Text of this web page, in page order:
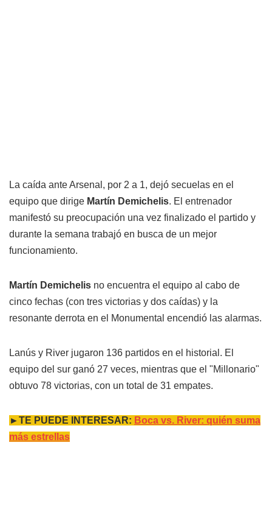
La caída ante Arsenal, por 2 a 1, dejó secuelas en el
equipo que dirige Martín Demichelis. El entrenador
manifestó su preocupación una vez finalizado el partido y
durante la semana trabajó en busca de un mejor
funcionamiento.
Martín Demichelis no encuentra el equipo al cabo de
cinco fechas (con tres victorias y dos caídas) y la
resonante derrota en el Monumental encendió las alarmas.
Lanús y River jugaron 136 partidos en el historial. El
equipo del sur ganó 27 veces, mientras que el "Millonario"
obtuvo 78 victorias, con un total de 31 empates.
►TE PUEDE INTERESAR: Boca vs. River: quién suma
más estrellas